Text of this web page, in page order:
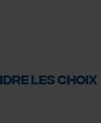
LES CHOIX